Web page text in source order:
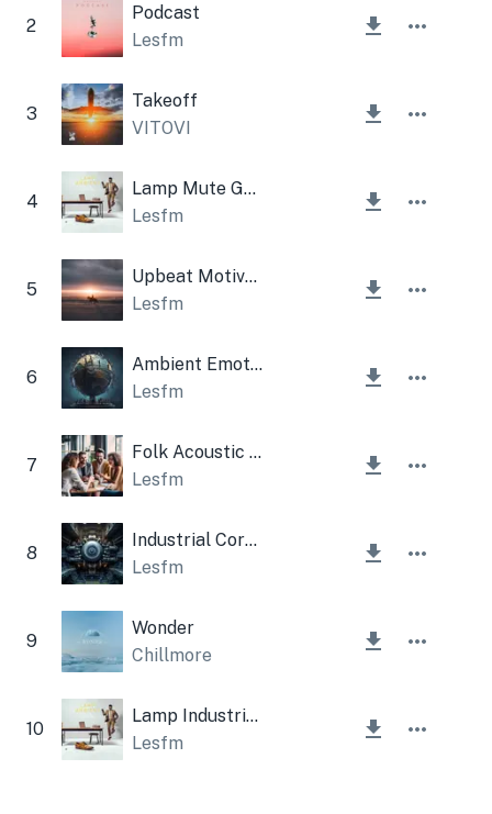
2
Podcast
Lesfm
3
Takeoff
VITOVI
4
Lamp Mute Guitar Corporate
Lesfm
5
Upbeat Motivational Inspiring Uplifting Corporate
Lesfm
6
Ambient Emotional Sad
Lesfm
7
Folk Acoustic Harmonica
Lesfm
8
Industrial Corporate
Lesfm
9
Wonder
Chillmore
10
Lamp Industrial Corporate
Lesfm